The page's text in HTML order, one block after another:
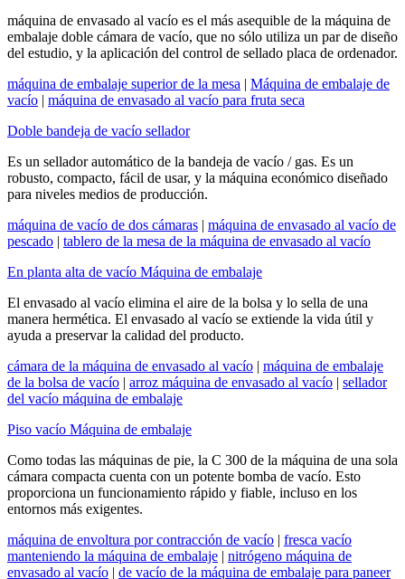
máquina de envasado al vacío es el más asequible de la máquina de
embalaje doble cámara de vacío, que no sólo utiliza un par de diseño
del estudio, y la aplicación del control de sellado placa de ordenador.
máquina de embalaje superior de la mesa | Máquina de embalaje de
vacío | máquina de envasado al vacío para fruta seca
Doble bandeja de vacío sellador
Es un sellador automático de la bandeja de vacío / gas. Es un
robusto, compacto, fácil de usar, y la máquina económico diseñado
para niveles medios de producción.
máquina de vacío de dos cámaras | máquina de envasado al vacío de
pescado | tablero de la mesa de la máquina de envasado al vacío
En planta alta de vacío Máquina de embalaje
El envasado al vacío elimina el aire de la bolsa y lo sella de una
manera hermética. El envasado al vacío se extiende la vida útil y
ayuda a preservar la calidad del producto.
cámara de la máquina de envasado al vacío | máquina de embalaje
de la bolsa de vacío | arroz máquina de envasado al vacío | sellador
del vacío máquina de embalaje
Piso vacío Máquina de embalaje
Como todas las máquinas de pie, la C 300 de la máquina de una sola
cámara compacta cuenta con un potente bomba de vacío. Esto
proporciona un funcionamiento rápido y fiable, incluso en los
entornos más exigentes.
máquina de envoltura por contracción de vacío | fresca vacío
manteniendo la máquina de embalaje | nitrógeno máquina de
envasado al vacío | de vacío de la máquina de embalaje para paneer